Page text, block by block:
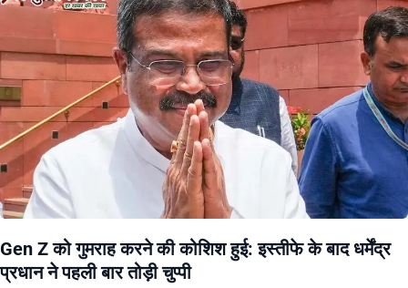
Gen Z को गुमराह करने की कोशिश हुई: इस्तीफे के बाद धर्मेंद्र
प्रधान ने पहली बार तोड़ी चुप्पी